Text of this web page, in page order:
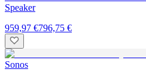
Speaker
959,97 €796,75 €
Sonos